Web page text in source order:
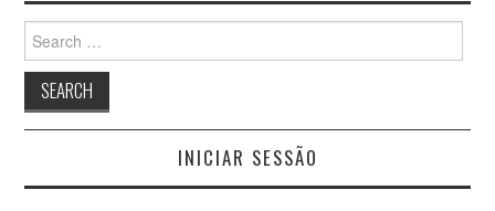
Search
for:
INICIAR SESSÃO